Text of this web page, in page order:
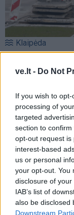
ve.lt - Do Not
If you wish to
processing of
targeted
section to
opt-out request is
interest-based
us or personal
your opt-out. You
disclosure of
IAB’s list of
also be disclosed
Downstream
Klaipėda
patriukšmauti
eismo arterija
(3)
Klaipėdos
Nusitrynęs
klaidina